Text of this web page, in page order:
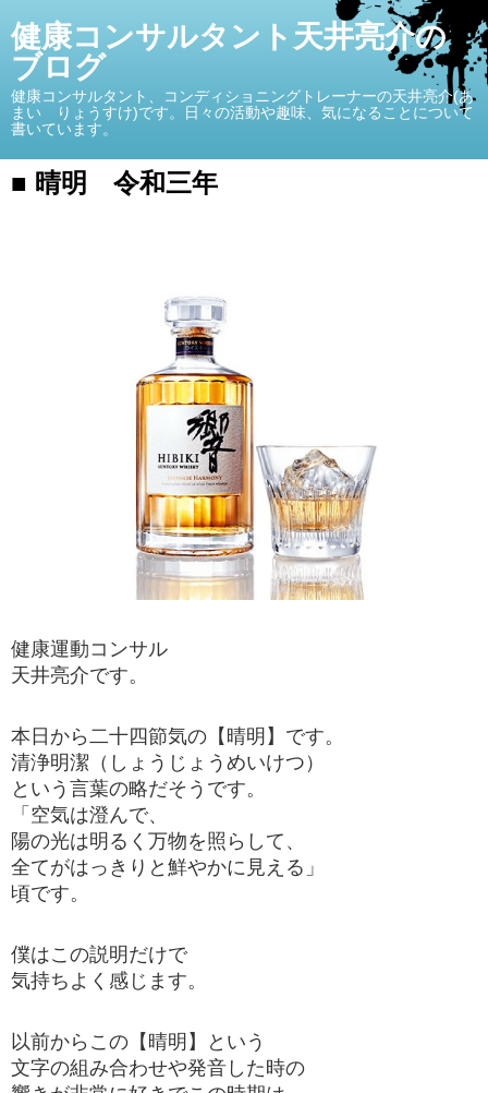
健康コンサルタント天井亮介の
ブログ
健康コンサルタント、コンディショニングトレーナーの天井亮介(あ
まい りょうすけ)です。日々の活動や趣味、気になることについて
書いています。
■ 晴明 令和三年
健康運動コンサル
天井亮介です。
本日から二十四節気の【晴明】です。
清浄明潔（しょうじょうめいけつ）
という言葉の略だそうです。
「空気は澄んで、
陽の光は明るく万物を照らして、
全てがはっきりと鮮やかに見える」
頃です。
僕はこの説明だけで
気持ちよく感じます。
以前からこの【晴明】という
文字の組み合わせや発音した時の